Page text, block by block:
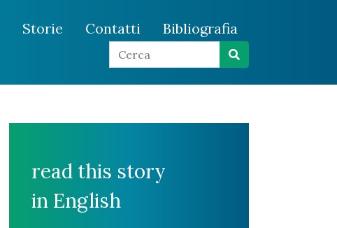
Storie Contatti Bibliografia
read this story
in English